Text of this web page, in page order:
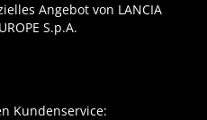
Angebot von LANCIA
S.p.A.
Kundenservice: